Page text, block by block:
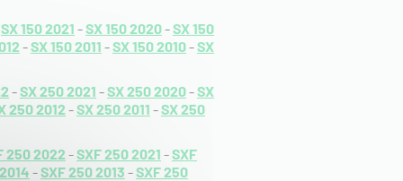
SX 150 2021 -SX 150 2020-SX 150
-SX 150 2011 -SX 150 2010-SX
-SX 250 2021 -SX 250 2020-SX
250 2012 -SX 250 2011 -SX 250
250 2022 -SXF 250 2021 -SXF
-SXF 250 2013 -SXF 250